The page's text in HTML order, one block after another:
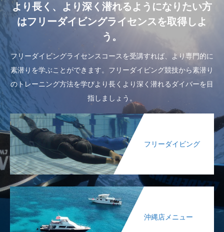
より長く、より深く潜れるようになりたい方
はフリーダイビングライセンスを取得しよ
う。
フリーダイビングライセンスコースを受講すれば、より専門的に
素潜りを学ぶことができます。フリーダイビング競技から素潜り
のトレーニング方法を学びより長くより深く潜れるダイバーを目
指しましょう。
フリーダイビング
沖縄店メニュー